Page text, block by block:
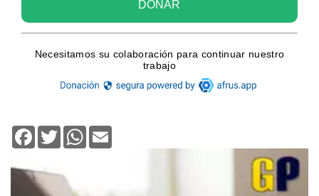
Facebook
TwitterWhatsApp